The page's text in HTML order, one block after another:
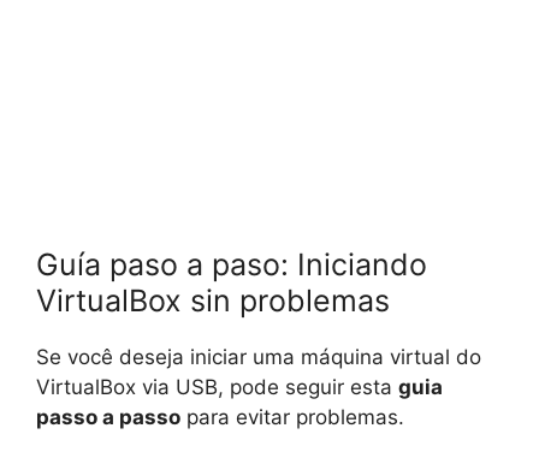
Guía paso a paso: Iniciando
VirtualBox sin problemas
Se você deseja iniciar uma máquina virtual do
VirtualBox via USB, pode seguir esta guia
passo a passo para evitar problemas.